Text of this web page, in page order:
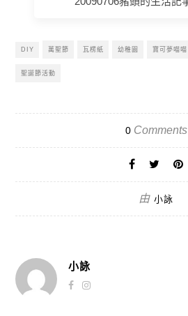
DIY 萬聖節 瓦楞紙 幼稚園 寶可夢喵喵
聖誕節活動
0Comments
由 小詠
小詠